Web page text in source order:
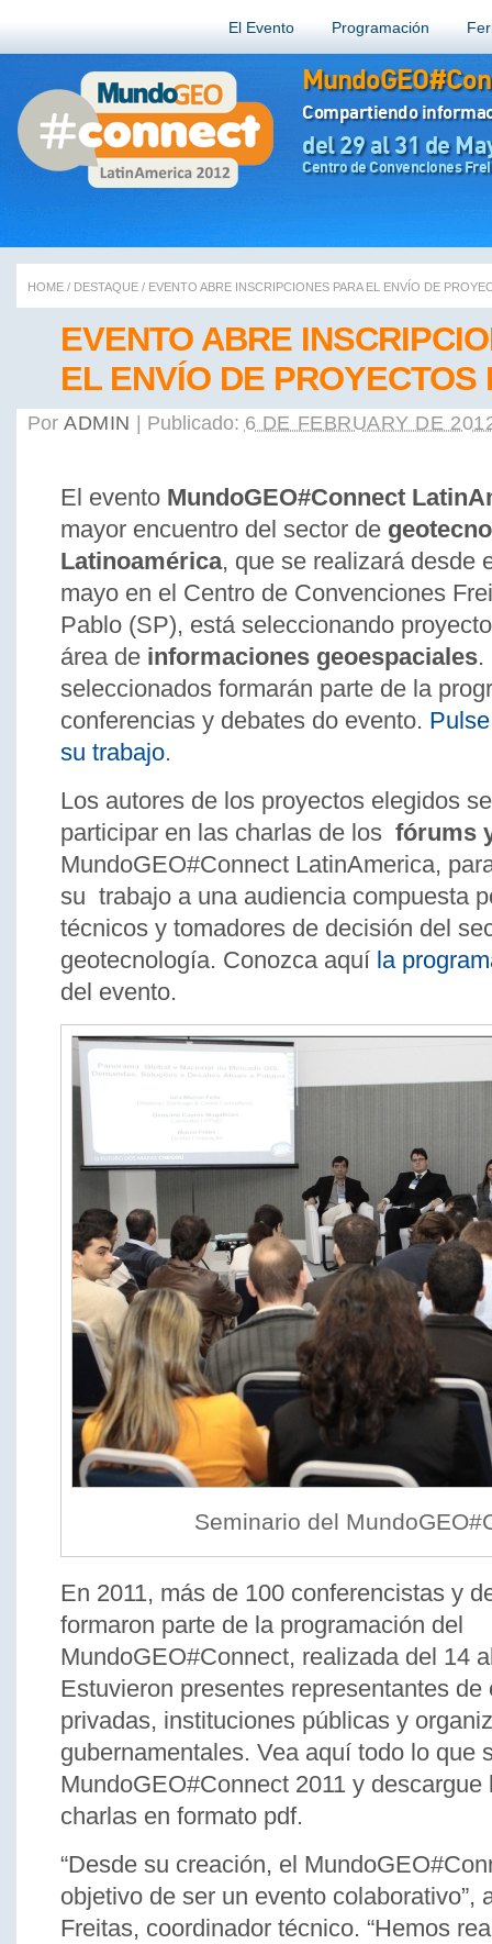
El Evento Programación
Compartiendo
del 29 al 31 de
Centro de Convenciones
EVENTO ABRE
EL ENVÍO DE PROYECTOS
HOME / DESTAQUE / EVENTO ABRE INSCRIPCIONES PARA EL ENVÍO DE
Por ADMIN Publicado: 6 DE FEBRUARY DE
El evento MundoGEO#Connect
mayor encuentro del sector de
Latinoamérica, que se realizará desde
mayo en el Centro de Convenciones
Pablo (SP), está seleccionando
área de informaciones geoespaciales.
seleccionados formarán parte de la
conferencias y debates do evento.
su trabajo.
Los autores de los proyectos elegidos
participar en las charlas de los fórums
MundoGEO#Connect LatinAmerica,
su trabajo a una audiencia compuesta
técnicos y tomadores de decisión del
geotecnología. Conozca aquí la
del evento.
Seminario del
En 2011, más de 100 conferencistas y
formaron parte de la programación del
MundoGEO#Connect, realizada del 14
Estuvieron presentes representantes de
privadas, instituciones públicas y
gubernamentales. Vea aquí todo lo que
MundoGEO#Connect 2011 y
charlas en formato pdf.
“Desde su creación, el
objetivo de ser un evento colaborativo”,
Freitas, coordinador técnico. “Hemos